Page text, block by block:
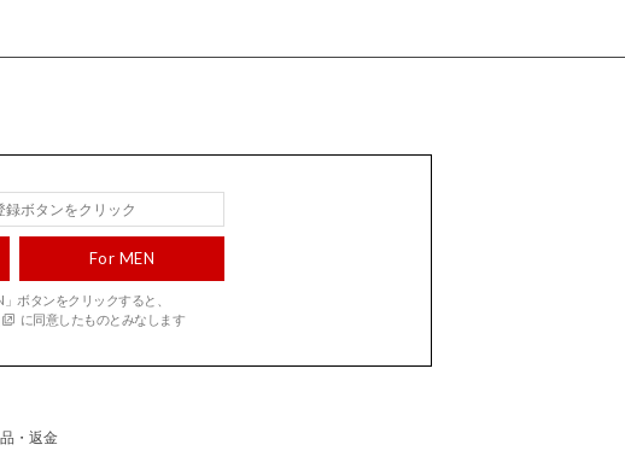
For MEN
ボタンをクリックすると、
に同意したものとみなします
・返金